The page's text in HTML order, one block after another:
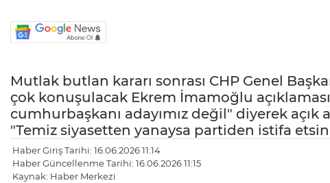
Mutlak butlan kararı sonrası CHP Genel
çok konuşulacak Ekrem İmamoğlu
cumhurbaşkanı adayımız değil" diyerek açık
"Temiz siyasetten yanaysa partiden istifa
Haber Giriş Tarihi: 16.06.2026 11:14
Haber Güncellenme Tarihi: 16.06.2026 11:15
Kaynak: Haber Merkezi